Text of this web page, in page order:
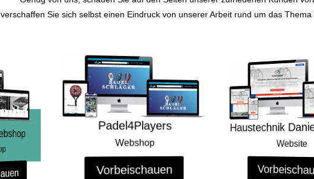
verschaffen Sie sich selbst einen Eindruck von unserer Arbeit rund um das Thema
Padel4Players
Vorbeischauen
Haustechnik Daniel Riempp
Vorbeischauen